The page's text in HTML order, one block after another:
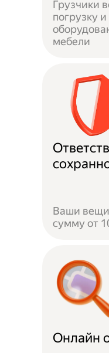
Грузчики
погрузку
мебели
Ваши вещи
сумму от
Онлайн